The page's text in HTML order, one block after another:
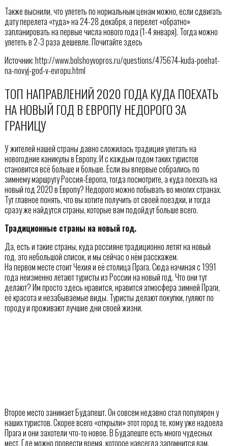
Также выснили, что улететь по нормальным ценам можно, если сдвигать
дату перелета «туда» на 24-28 декабря, а перелет «обратно»
запланировать на первые числа нового года (1-4 января). Тогда можно
улететь в 2-3 раза дешевле. Почитайте здесь
Источник: http://www.bolshoyvopros.ru/questions/475674-kuda-poehat-
na-novyj-god-v-evropu.html
ТОП НАПРАВЛЕНИЙ 2020 ГОДА КУДА ПОЕХАТЬ
НА НОВЫЙ ГОД В ЕВРОПУ НЕДОРОГО ЗА
ГРАНИЦУ
У жителей нашей страны давно сложилась традиция улетать на
новогодние каникулы в Европу. И с каждым годом таких туристов
становится всё больше и больше. Если вы впервые собрались по
зимнему маршруту Россия-Европа, тогда посмотрите, а куда поехать на
новый год 2020 в Европу? Недорого можно побывать во многих странах.
Тут главное понять, что вы хотите получить от своей поездки, и тогда
сразу же найдутся страны, которые вам подойдут больше всего.
Традиционные страны на новый год.
Да, есть и такие страны, куда россияне традиционно летят на новый
год. это небольшой список, и мы сейчас о нём расскажем.
На первом месте стоит Чехия и её столица Прага. Сюда начиная с 1991
года неизменно летают туристы из России на новый год. Что они тут
делают? Им просто здесь нравится, нравится атмосфера зимней Праги,
её красота и незабываемые виды. Туристы делают покупки, гуляют по
городу и проживают лучшие дни своей жизни.
Второе место занимает Будапешт. Он совсем недавно стал популярен у
наших туристов. Скорее всего «открыли» этот город те, кому уже надоела
Прага и они захотели что-то новое. В Будапеште есть много чудесных
мест. Где можно провести время, которое навсегда запомнится вам.